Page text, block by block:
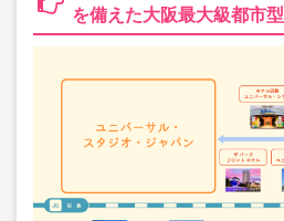
を備えた大阪最大級都市